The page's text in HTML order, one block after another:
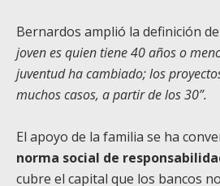
Bernardos amplió la definición
joven es quien tiene 40 años o
juventud ha cambiado; los
muchos casos, a partir de los 30”.
El apoyo de la familia se ha
norma social de
cubre el capital que los bancos